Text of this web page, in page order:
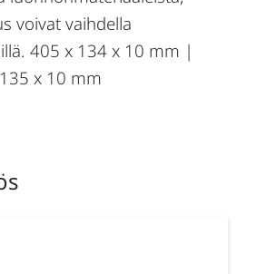
voivat vaihdella
405 x 134 x 10 mm |
x 10 mm